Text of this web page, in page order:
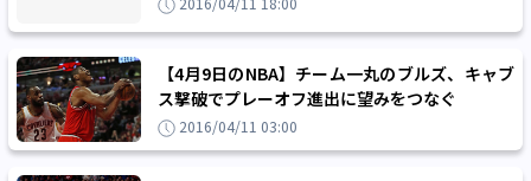
【4月9日のNBA】チーム一丸のブルズ、キャブ
ス撃破でプレーオフ進出に望みをつなぐ
2016/04/11 03:00